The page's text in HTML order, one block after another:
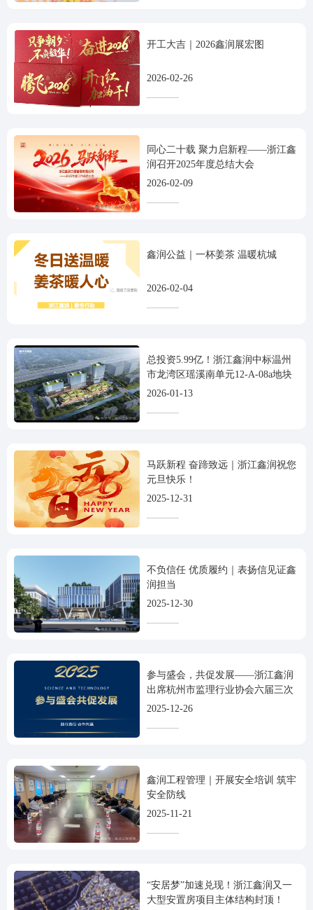
开工大吉｜2026鑫润展宏图
2026-02-26
同心二十载 聚力启新程——浙江鑫
润召开2025年度总结大会
2026-02-09
鑫润公益｜一杯姜茶 温暖杭城
2026-02-04
总投资5.99亿！浙江鑫润中标温州
市龙湾区瑶溪南单元12-A-08a地块
全过程工程咨询项目
2026-01-13
马跃新程 奋蹄致远｜浙江鑫润祝您
元旦快乐！
2025-12-31
不负信任 优质履约｜表扬信见证鑫
润担当
2025-12-30
参与盛会，共促发展——浙江鑫润
出席杭州市监理行业协会六届三次
会员代表大会暨六届六次理事会议
2025-12-26
鑫润工程管理｜开展安全培训 筑牢
安全防线
2025-11-21
“安居梦”加速兑现！浙江鑫润又一
大型安置房项目主体结构封顶！